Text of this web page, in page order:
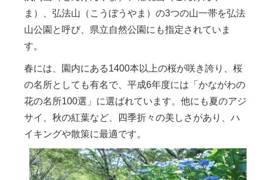
ま）、弘法山（こうぼうやま）の3つの山一帯を弘法
山公園と呼び、県立自然公園にも指定されていま
す。
春には、園内にある1400本以上の桜が咲き誇り、桜
の名所としても有名で、平成6年度には「かながわの
花の名所100選」に選ばれています。他にも夏のアジ
サイ、秋の紅葉など、四季折々の美しさがあり、ハ
イキングや散策に最適です。